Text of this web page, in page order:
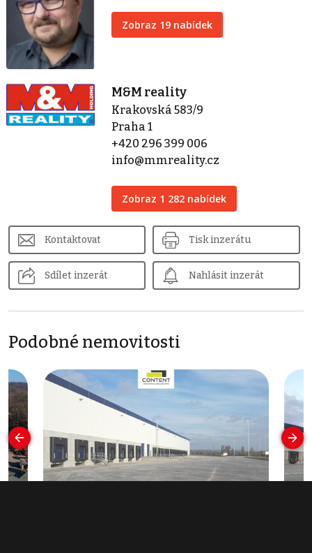
Zobraz 19 nabídek
M&M reality
Krakovská 583/9
Praha 1
+420 296 399 006
info@mmreality.cz
Zobraz 1 282 nabídek
Kontaktovat Tisk inzerátu
Sdílet inzerát Nahlásit inzerát
Podobné nemovitosti